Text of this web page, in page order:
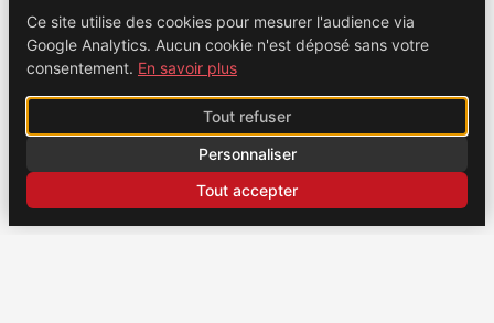
Ce site utilise des cookies pour mesurer l'audience via
Google Analytics. Aucun cookie n'est déposé sans votre
consentement. En savoir plus
Tout refuser
Personnaliser
Tout accepter